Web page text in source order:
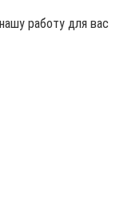
работу для вас